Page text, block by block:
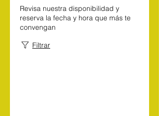
Revisa nuestra disponibilidad y
reserva la fecha y hora que más te
convengan
Filtrar